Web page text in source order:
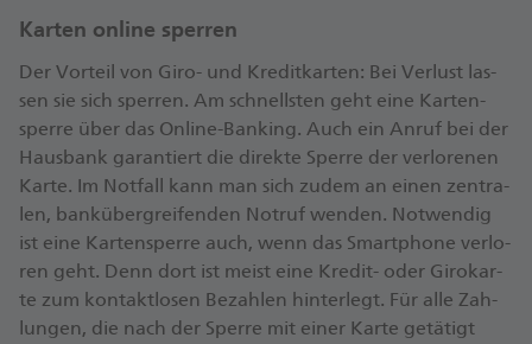
Kar­ten on­line sper­ren
Der Vor­teil von Gi­ro- und Kre­dit­kar­ten: Bei Ver­lust las­
sen sie sich sper­ren. Am schnells­ten geht ei­ne Kar­ten­
sper­re über das On­line-Ban­king. Auch ein An­ruf bei der
Haus­bank ga­ran­tiert die di­rek­te Sper­re der ver­lo­re­nen
Kar­te. Im Not­fall kann man sich zu­dem an ei­nen zen­tra­
len, bank­über­grei­fen­den Not­ruf wen­den. Not­wen­dig
ist ei­ne Kar­ten­sper­re auch, wenn das Smart­pho­ne ver­lo­
ren geht. Denn dort ist meist ei­ne Kre­dit- oder Gi­ro­kar­
te zum kon­takt­lo­sen Be­zah­len hin­ter­legt. Für al­le Zah­
lun­gen, die nach der Sper­re mit ei­ner Kar­te ge­tä­tigt